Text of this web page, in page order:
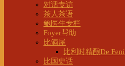
对话专访
茶人茶语
鲍医生专栏
Foyer帮助
比酒屋
比利时精酿De
比国史话